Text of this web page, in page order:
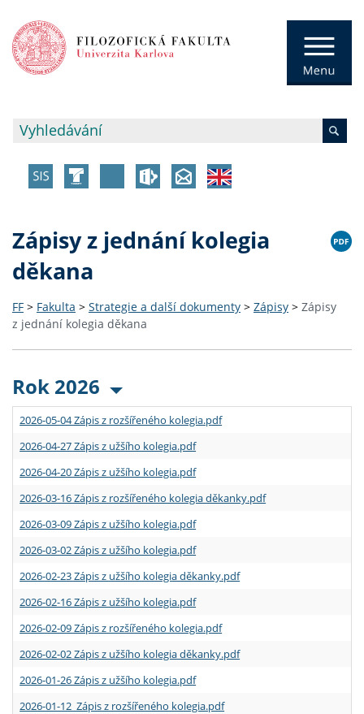
Zápisy z jednání kolegia
děkana
FF > Fakulta > Strategie a další dokumenty > Zápisy > Zápisy
z jednání kolegia děkana
Rok 2026
2026-05-04 Zápis z rozšířeného kolegia.pdf
2026-04-27 Zápis z užšího kolegia.pdf
2026-04-20 Zápis z užšího kolegia.pdf
2026-03-16 Zápis z rozšířeného kolegia děkanky.pdf
2026-03-09 Zápis z užšího kolegia.pdf
2026-03-02 Zápis z užšího kolegia.pdf
2026-02-23 Zápis z užšího kolegia děkanky.pdf
2026-02-16 Zápis z užšího kolegia.pdf
2026-02-09 Zápis z rozšířeného kolegia.pdf
2026-02-02 Zápis z užšího kolegia děkanky.pdf
2026-01-26 Zápis z užšího kolegia.pdf
2026-01-12 Zápis z rozšířeného kolegia.pdf